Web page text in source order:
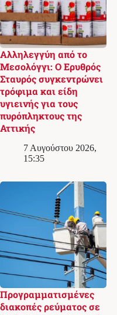
Αλληλεγγύη από το
Μεσολόγγι: Ο Ερυθρός
Σταυρός συγκεντρώνει
τρόφιμα και είδη
υγιεινής για τους
πυρόπληκτους της
Αττικής
7 Αυγούστου 2026,
15:35
Προγραμματισμένες
διακοπές ρεύματος σε